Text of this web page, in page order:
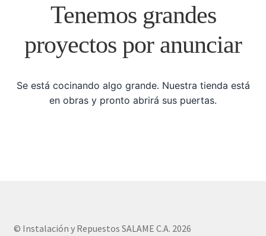
Finalizar compra
Mi cuenta
Nosotros
Tenemos grandes
proyectos por anunciar
Se está cocinando algo grande. Nuestra tienda está
en obras y pronto abrirá sus puertas.
© Instalación y Repuestos SALAME C.A. 2026